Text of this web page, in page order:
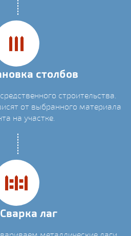
столбов
строительства.
от выбранного материала
на участке.
Сварка лаг